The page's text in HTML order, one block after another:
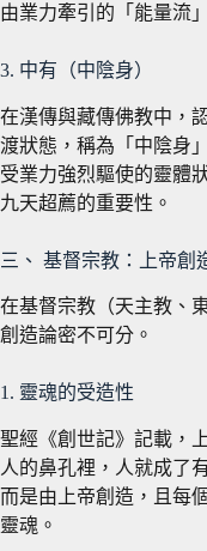
由業力牽引的「能量流
3. 中有（中陰身）
在漢傳與藏傳佛教中，
渡狀態，稱為「中陰身
受業力強烈驅使的靈體
九天超薦的重要性。
三、 基督宗教：上帝創
在基督宗教（天主教、
創造論密不可分。
1. 靈魂的受造性
聖經《創世記》記載，
人的鼻孔裡，人就成了
而是由上帝創造，且每
靈魂。